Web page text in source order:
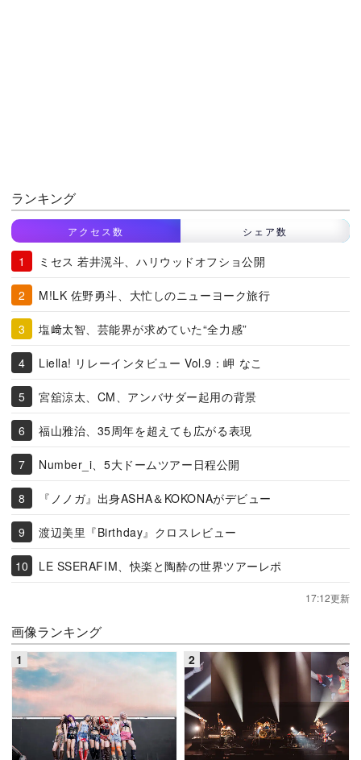
ランキング
アクセス数 シェア数
ミセス 若井滉斗、ハリウッドオフショ公開
M!LK 佐野勇斗、大忙しのニューヨーク旅行
塩﨑太智、芸能界が求めていた“全力感”
Liella! リレーインタビュー Vol.9：岬 なこ
宮舘涼太、CM、アンバサダー起用の背景
福山雅治、35周年を超えても広がる表現
Number_i、5大ドームツアー日程公開
『ノノガ』出身ASHA＆KOKONAがデビュー
渡辺美里『Birthday』クロスレビュー
LE SSERAFIM、快楽と陶酔の世界ツアーレポ
17:12更新
画像ランキング